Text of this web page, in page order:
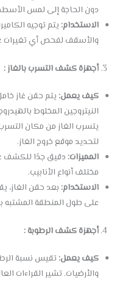
دون الحاجة إلى لمس
الاستخدام:يتم توجيه
والأسقف لفحص أي تغيرات
أجهزة كشف التسرب بالغاز :
كيف يعمل:يتم حقن غاز
النيتروجين المخلوط
يتسرب الغاز من مكان
لتحديد موقع خروج الغاز.
المميزات:دقيق جدًا للكشف
مختلف أنواع الأنابيب.
الاستخدام:بعد حقن الغاز،
على طول المنطقة المشتبه
أجهزة كشف الرطوبة :
كيف يعمل:تقيس نسبة
والأرضيات. تشير القراءات